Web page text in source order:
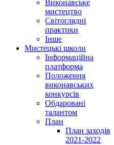
Виконавське
мистецтво
Світоглядні
практики
Інше
Мистецькі школи
Інформаційна
платформа
Положення
виконавських
конкурсів
Обдаровані
талантом
План
План заходів
2021-2022